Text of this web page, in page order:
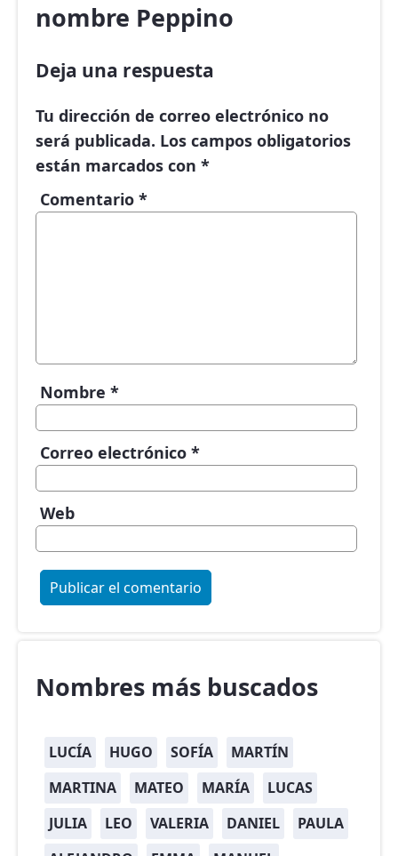
nombre Peppino
Deja una respuesta
Tu dirección de correo electrónico no
será publicada. Los campos obligatorios
están marcados con *
Comentario *
Nombre *
Correo electrónico *
Web
Nombres más buscados
LUCÍA HUGO SOFÍA
MARTÍN
MARTINA
MATEO MARÍA
LUCAS
JULIA
LEO VALERIA DANIEL
PAULA